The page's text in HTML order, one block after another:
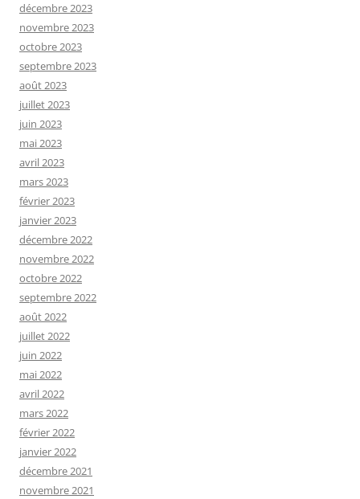
décembre 2023
novembre 2023
octobre 2023
septembre 2023
août 2023
juillet 2023
juin 2023
mai 2023
avril 2023
mars 2023
février 2023
janvier 2023
décembre 2022
novembre 2022
octobre 2022
septembre 2022
août 2022
juillet 2022
juin 2022
mai 2022
avril 2022
mars 2022
février 2022
janvier 2022
décembre 2021
novembre 2021